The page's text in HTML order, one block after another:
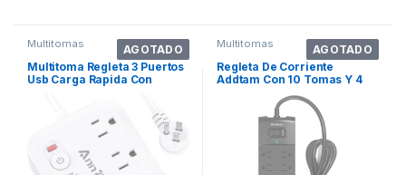
AGOTADO
Multitomas
Multitoma Regleta 3 Puertos
Usb Carga Rapida Con
AGOTADO
Multitomas
Regleta De Corriente
Addtam Con 10 Tomas Y 4